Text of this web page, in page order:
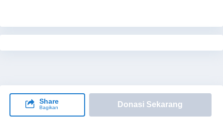
Share
Bagikan Donasi Sekarang